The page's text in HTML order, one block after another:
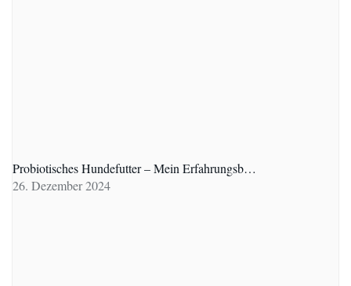
Probiotisches Hundefutter – Mein Erfahrungsb…
26. Dezember 2024